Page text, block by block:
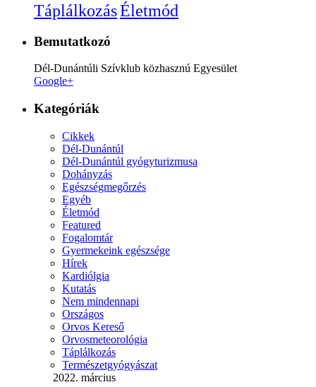
TáplálkozásÉletmód
Bemutatkozó
Dél-Dunántúli Szívklub közhasznú Egyesület
Google+
Kategóriák
Cikkek
Dél-Dunántúl
Dél-Dunántúl gyógyturizmusa
Dohányzás
Egészségmegőrzés
Egyéb
Életmód
Featured
Fogalomtár
Gyermekeink egészsége
Hírek
Kardiólgia
Kutatás
Nem mindennapi
Országos
Orvos Kereső
Orvosmeteorológia
Táplálkozás
Természetgyógyászat
2022. március